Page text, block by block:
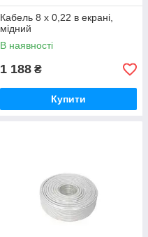
Кабель 8 х 0,22 в екрані,
мідний
В наявності
1 188 ₴
Купити